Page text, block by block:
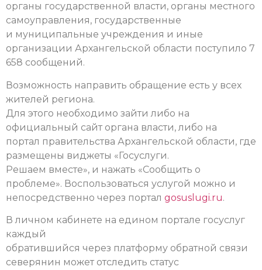
органы государственной власти, органы местного
самоуправления, государственные
и муниципальные учреждения и иные
организации Архангельской области поступило 7
658 сообщений.
Возможность направить обращение есть у всех
жителей региона.
Для этого необходимо зайти либо на
официальный сайт органа власти, либо на
портал правительства Архангельской области, где
размещены виджеты «Госуслуги.
Решаем вместе», и нажать «Сообщить о
проблеме». Воспользоваться услугой можно и
непосредственно через портал gosuslugi.ru.
В личном кабинете на едином портале госуслуг
каждый
обратившийся через платформу обратной связи
северянин может отследить статус